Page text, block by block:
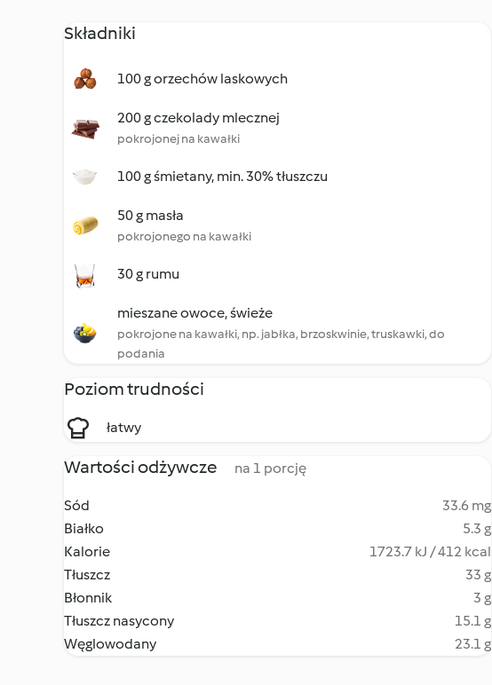
Składniki
100 g orzechów laskowych
200 g czekolady mlecznej
pokrojonej na kawałki
100 g śmietany, min. 30% tłuszczu
50 g masła
pokrojonego na kawałki
30 g rumu
mieszane owoce, świeże
pokrojone na kawałki, np. jabłka, brzoskwinie, truskawki, do
podania
Poziom trudności
łatwy
Wartości odżywcze na 1 porcję
Sód
33.6 mg
Białko
5.3 g
Kalorie
1723.7 kJ / 412 kcal
Tłuszcz
33 g
Błonnik
3 g
Tłuszcz nasycony
15.1 g
Węglowodany
23.1 g